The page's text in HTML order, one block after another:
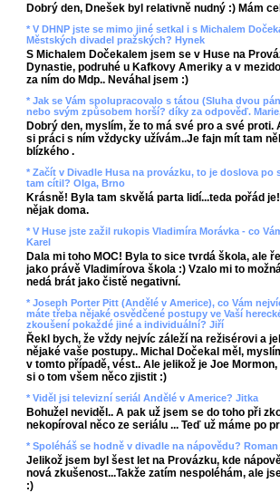
Dobrý den, Dnešek byl relativně nudný :) Mám
* V DHNP jste se mimo jiné setkal i s Michalem
Městských divadel pražských? Hynek
S Michalem Dočekalem jsem se v Huse na
Dynastie, podruhé u Kafkovy Ameriky a v
za ním do Mdp.. Neváhal jsem :)
* Jak se Vám spolupracovalo s tátou (Sluha dvou
nebo svým způsobem horší? díky za odpověď.
Dobrý den, myslím, že to má své pro a své proti.
si práci s ním vždycky užívám..Je fajn mít tam
blízkého .
* Začít v Divadle Husa na provázku, to je doslova po
tam cítil? Olga, Brno
Krásně! Byla tam skvělá parta lidí...teda pořád
nějak doma.
* V Huse jste zažil rukopis Vladimíra Morávka - co
Karel
Dala mi toho MOC! Byla to sice tvrdá škola, ale
jako právě Vladimírova škola :) Vzalo mi to
nedá brát jako čistě negativní.
* Joseph Porter Pitt (Andělé v Americe), co Vám
máte třeba nějaké osvědčené postupy ve Vaší
zkoušení pokaždé jiné a individuální? Jiří
Řekl bych, že vždy nejvíc záleží na režisérovi a
nějaké vaše postupy.. Michal Dočekal měl,
v tomto případě, vést.. Ale jelikož je Joe
si o tom všem něco zjistit :)
* Viděl jsi televizní seriál Andělé v Americe? Jitka
Bohužel neviděl.. A pak už jsem se do toho při
nekopíroval něco ze seriálu ... Teď už máme po
* Spoléháš se hodně v divadle na nápovědu? Roman
Jelikož jsem byl šest let na Provázku, kde
nová zkušenost...Takže zatím nespoléhám, ale
:)